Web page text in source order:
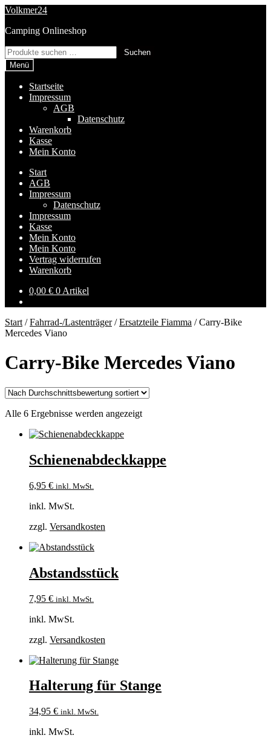
Zur
springen
Zum
springen
Volkmer24
Camping Onlineshop
Suchen
nach:
Suchen
Menü
Startseite
Impressum
AGB
Datenschutz
Warenkorb
Kasse
Mein Konto
Start
AGB
Impressum
Datenschutz
Impressum
Kasse
Mein Konto
Mein Konto
Vertrag widerrufen
Warenkorb
0,00 € 0 Artikel
Start /Fahrrad-/Lastenträger/Ersatzteile Fiamma /Carry-Bike
Mercedes Viano
Carry-Bike Mercedes Viano
Alle 6 Ergebnisse werden angezeigtNach
Schienenabdeckkappe
6,95 € inkl. MwSt.
inkl. MwSt.
zzgl. Versandkosten
Abstandsstück
7,95 € inkl. MwSt.
inkl. MwSt.
zzgl. Versandkosten
Halterung für Stange
34,95 € inkl. MwSt.
inkl. MwSt.